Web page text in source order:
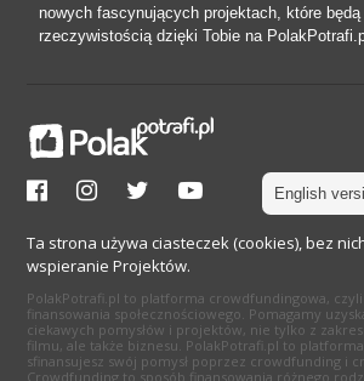
nowych fascynujących projektach, które
rzeczywistością dzięki Tobie na
English
Ta strona używa ciasteczek (cookies), bez
wspieranie Projektów.
PolakPotrafi.pl to platforma crowdfundingowa,
finansowania społecznościowego. Pomagamy
ciekawych pomysłów i projektów, nie tylko z
filmu, ale także biznesu. PolakPotrafi.pl to
sfinansujesz swój pomysł poprzez crowdfunding i
Crowdfunding to sposób finansowania różnego